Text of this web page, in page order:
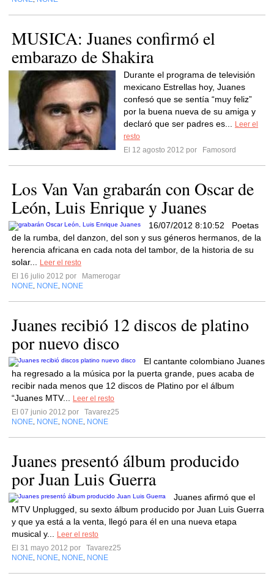
MUSICA: Juanes confirmó el
embarazo de Shakira
Durante el programa de televisión
mexicano Estrellas hoy, Juanes
confesó que se sentía “muy feliz”
por la buena nueva de su amiga y
declaró que ser padres es...
Leer el
resto
El 12 agosto 2012 por
Famosord
Los Van Van grabarán con Oscar de
León, Luis Enrique y Juanes
16/07/2012 8:10:52 Poetas
de la rumba, del danzon, del son y sus géneros hermanos, de la
herencia africana en cada nota del tambor, de la historia de su
solar...
Leer el resto
El 16 julio 2012 por
Mamerogar
NONE NONE NONE
Juanes recibió 12 discos de platino
por nuevo disco
El cantante colombiano Juanes
ha regresado a la música por la puerta grande, pues acaba de
recibir nada menos que 12 discos de Platino por el álbum
“Juanes MTV...
Leer el resto
El 07 junio 2012 por
Tavarez25
NONE NONE NONE NONE
Juanes presentó álbum producido
por Juan Luis Guerra
Juanes afirmó que el
MTV Unplugged, su sexto álbum producido por Juan Luis Guerra
y que ya está a la venta, llegó para él en una nueva etapa
musical y...
Leer el resto
El 31 mayo 2012 por
Tavarez25
NONE NONE NONE NONE